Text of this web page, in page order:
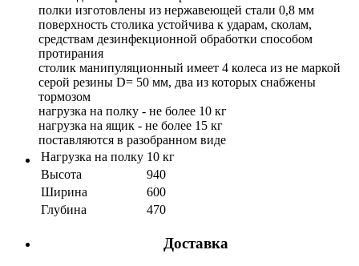
полки изготовлены из нержавеющей стали 0,8 мм
поверхность столика устойчива к ударам, сколам,
средствам дезинфекционной обработки способом
протирания
столик манипуляционный имеет 4 колеса из не маркой
серой резины D= 50 мм, два из которых снабжены
тормозом
нагрузка на полку - не более 10 кг
нагрузка на ящик - не более 15 кг
поставляются в разобранном виде
Нагрузка на полку 10 кг
Высота
940
Ширина
600
Глубина
470
Доставка